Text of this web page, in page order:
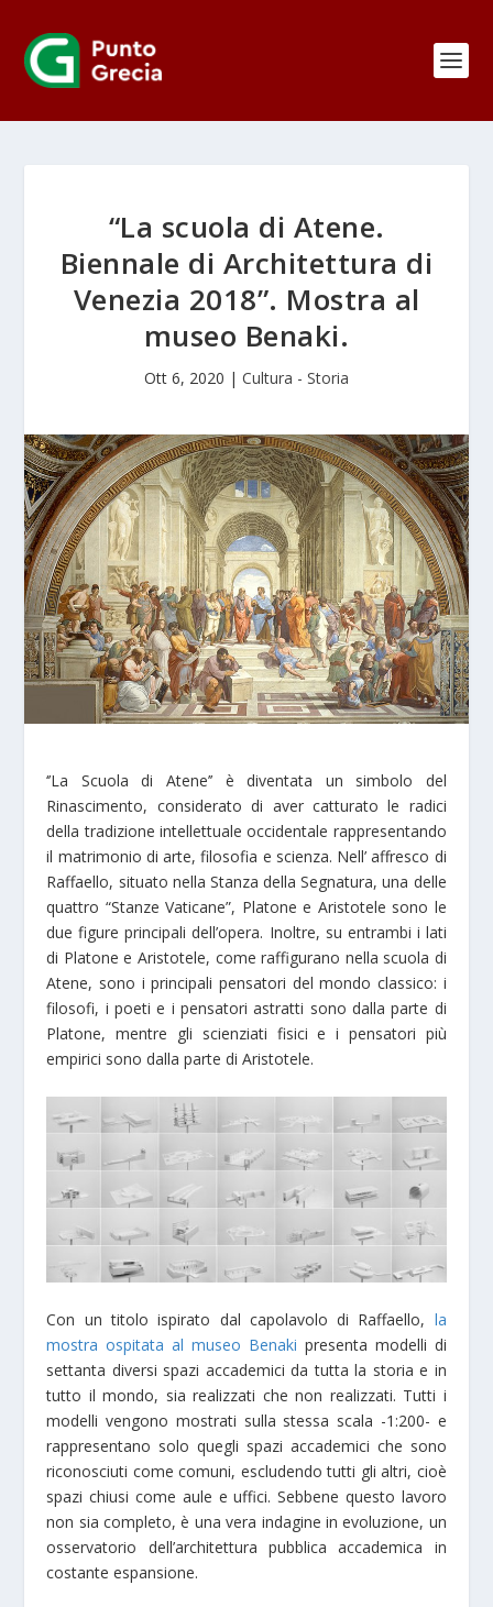
“La scuola di Atene.
Biennale di Architettura di
Venezia 2018”. Mostra al
museo Benaki.
Ott 6, 2020 | Cultura - Storia
‘’La Scuola di Atene’’ è diventata un simbolo del
Rinascimento, considerato di aver catturato le radici
della tradizione intellettuale occidentale rappresentando
il matrimonio di arte, filosofia e scienza. Nell’ affresco di
Raffaello, situato nella Stanza della Segnatura, una delle
quattro “Stanze Vaticane”, Platone e Aristotele sono le
due figure principali dell’opera. Inoltre, su entrambi i lati
di Platone e Aristotele, come raffigurano nella scuola di
Atene, sono i principali pensatori del mondo classico: i
filosofi, i poeti e i pensatori astratti sono dalla parte di
Platone, mentre gli scienziati fisici e i pensatori più
empirici sono dalla parte di Aristotele.
Con un titolo ispirato dal capolavolo di Raffaello, la
mostra ospitata al museo Benaki presenta modelli di
settanta diversi spazi accademici da tutta la storia e in
tutto il mondo, sia realizzati che non realizzati. Tutti i
modelli vengono mostrati sulla stessa scala -1:200- e
rappresentano solo quegli spazi accademici che sono
riconosciuti come comuni, escludendo tutti gli altri, cioè
spazi chiusi come aule e uffici. Sebbene questo lavoro
non sia completo, è una vera indagine in evoluzione, un
osservatorio dell’architettura pubblica accademica in
costante espansione.